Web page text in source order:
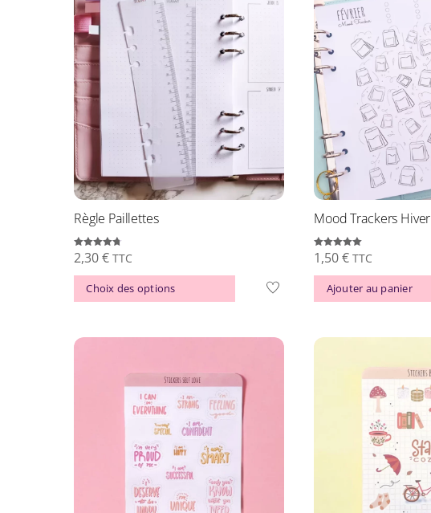
Règle Paillettes
Note
4.75
2,30€ TTC
Choix des options
produit
plusieurs
variations.
Les
options
choisies
sur
Mood Trackers Hiver
Note
5.00
1,50€ TTC
Ajouter au panier